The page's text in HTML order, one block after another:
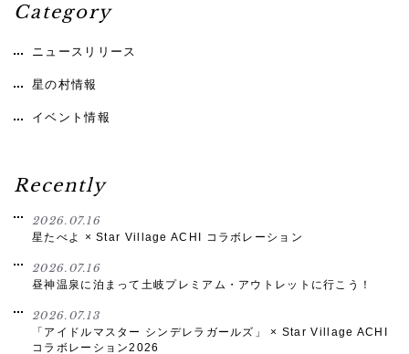
Category
ニュースリリース
星の村情報
イベント情報
Recently
2026.07.16
星たべよ × Star Village ACHI コラボレーション
2026.07.16
昼神温泉に泊まって土岐プレミアム・アウトレットに行こう！
2026.07.13
「アイドルマスター シンデレラガールズ」 × Star Village ACHI
コラボレーション2026